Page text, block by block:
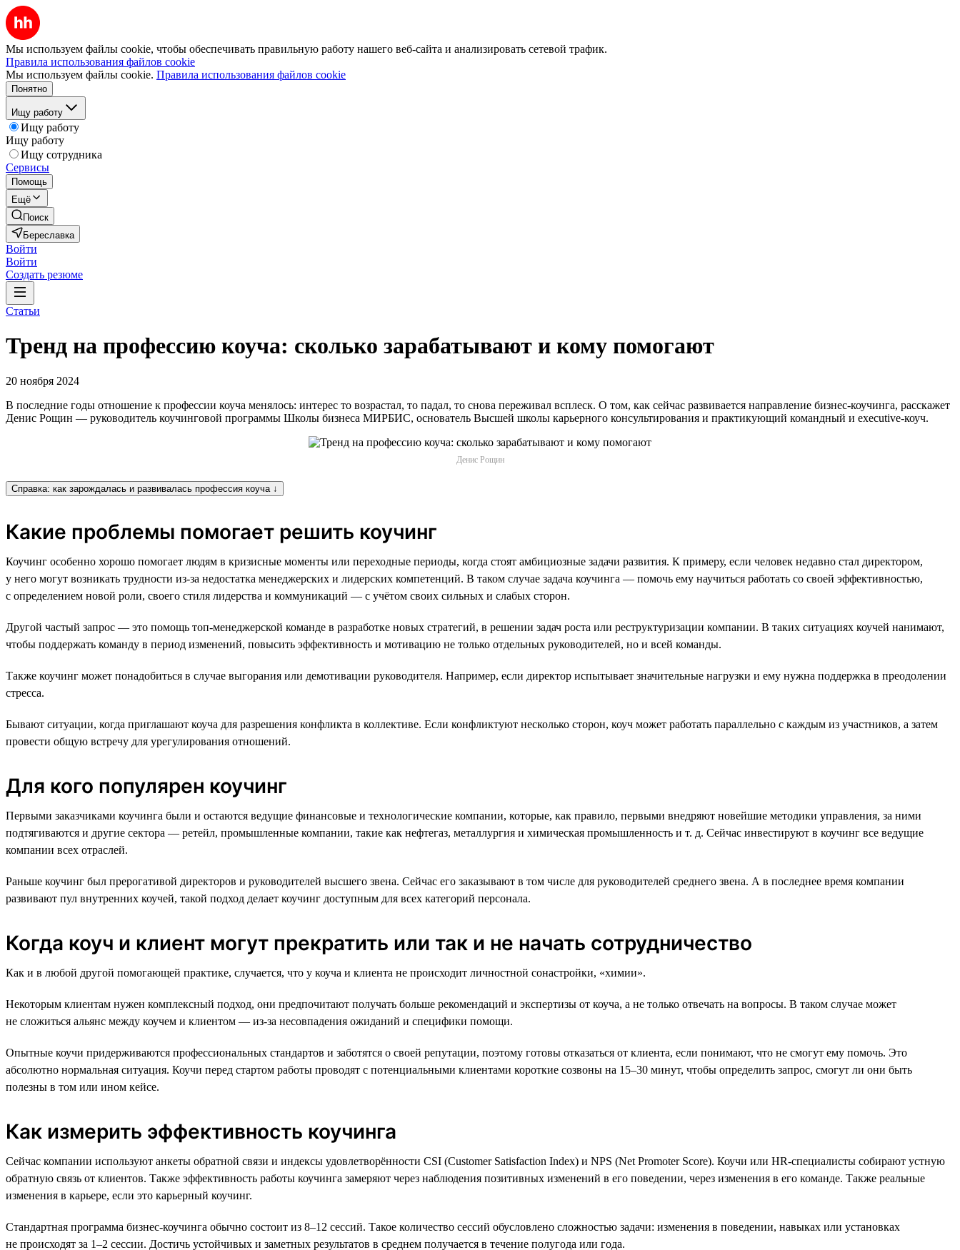
Мы используем файлы cookie, чтобы обеспечивать правильную работу нашего веб-сайта и анализировать сетевой трафик.
Правила использования файлов cookie
Мы используем файлы cookie. Правила использования файлов cookie
Понятно
Ищу работу
Ищу работу
Ищу работу
Ищу сотрудника
Сервисы
Помощь
Ещё
Поиск
Береславка
Войти
Войти
Создать резюме
Статьи
Тренд на профессию коуча: сколько зарабатывают и кому помогают
20 ноября 2024
В последние годы отношение к профессии коуча менялось: интерес то возрастал, то падал, то снова переживал всплеск. О том, как сейчас развивается направление бизнес-коучинга, расскажет
Денис Рощин — руководитель коучинговой программы Школы бизнеса МИРБИС, основатель Высшей школы карьерного консультирования и практикующий командный и executive-коуч.
Денис Рощин
Справка: как зарождалась и развивалась профессия коуча ↓
Какие проблемы помогает решить коучинг
Коучинг особенно хорошо помогает людям в кризисные моменты или переходные периоды, когда стоят амбициозные задачи развития. К примеру, если человек недавно стал директором,
у него могут возникать трудности из-за недостатка менеджерских и лидерских компетенций. В таком случае задача коучинга — помочь ему научиться работать со своей эффективностью,
с определением новой роли, своего стиля лидерства и коммуникаций — с учётом своих сильных и слабых сторон.
Другой частый запрос — это помощь топ-менеджерской команде в разработке новых стратегий, в решении задач роста или реструктуризации компании. В таких ситуациях коучей нанимают,
чтобы поддержать команду в период изменений, повысить эффективность и мотивацию не только отдельных руководителей, но и всей команды.
Также коучинг может понадобиться в случае выгорания или демотивации руководителя. Например, если директор испытывает значительные нагрузки и ему нужна поддержка в преодолении
стресса.
Бывают ситуации, когда приглашают коуча для разрешения конфликта в коллективе. Если конфликтуют несколько сторон, коуч может работать параллельно с каждым из участников, а затем
провести общую встречу для урегулирования отношений.
Для кого популярен коучинг
Первыми заказчиками коучинга были и остаются ведущие финансовые и технологические компании, которые, как правило, первыми внедряют новейшие методики управления, за ними
подтягиваются и другие сектора — ретейл, промышленные компании, такие как нефтегаз, металлургия и химическая промышленность и т. д. Сейчас инвестируют в коучинг все ведущие
компании всех отраслей.
Раньше коучинг был прерогативой директоров и руководителей высшего звена. Сейчас его заказывают в том числе для руководителей среднего звена. А в последнее время компании
развивают пул внутренних коучей, такой подход делает коучинг доступным для всех категорий персонала.
Когда коуч и клиент могут прекратить или так и не начать сотрудничество
Как и в любой другой помогающей практике, случается, что у коуча и клиента не происходит личностной сонастройки, «химии».
Некоторым клиентам нужен комплексный подход, они предпочитают получать больше рекомендаций и экспертизы от коуча, а не только отвечать на вопросы. В таком случае может
не сложиться альянс между коучем и клиентом — из-за несовпадения ожиданий и специфики помощи.
Опытные коучи придерживаются профессиональных стандартов и заботятся о своей репутации, поэтому готовы отказаться от клиента, если понимают, что не смогут ему помочь. Это
абсолютно нормальная ситуация. Коучи перед стартом работы проводят с потенциальными клиентами короткие созвоны на 15–30 минут, чтобы определить запрос, смогут ли они быть
полезны в том или ином кейсе.
Как измерить эффективность коучинга
Сейчас компании используют анкеты обратной связи и индексы удовлетворённости CSI (Customer Satisfaction Index) и NPS (Net Promoter Score). Коучи или HR-специалисты собирают устную
обратную связь от клиентов. Также эффективность работы коучинга замеряют через наблюдения позитивных изменений в его поведении, через изменения в его команде. Также реальные
изменения в карьере, если это карьерный коучинг.
Стандартная программа бизнес-коучинга обычно состоит из 8–12 сессий. Такое количество сессий обусловлено сложностью задачи: изменения в поведении, навыках или установках
не происходят за 1–2 сессии. Достичь устойчивых и заметных результатов в среднем получается в течение полугода или года.